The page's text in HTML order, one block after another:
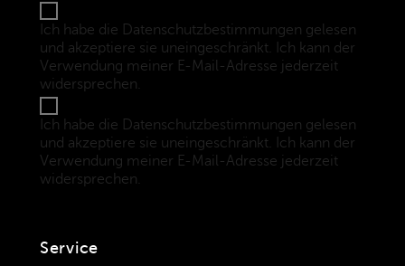
Ich habe die Datenschutzbestimmungen gelesen
und akzeptiere sie uneingeschränkt. Ich kann der
Verwendung meiner E-Mail-Adresse jederzeit
widersprechen.
Ich habe die Datenschutzbestimmungen gelesen
und akzeptiere sie uneingeschränkt. Ich kann der
Verwendung meiner E-Mail-Adresse jederzeit
widersprechen.
Service